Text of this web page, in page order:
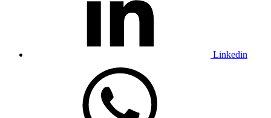
Linkedin